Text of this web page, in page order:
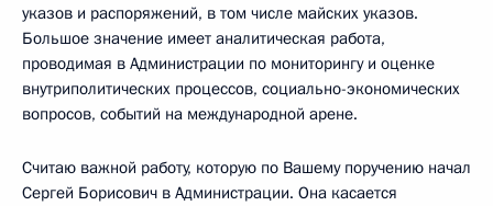
указов и распоряжений, в том числе майских указов.
Большое значение имеет аналитическая работа,
проводимая в Администрации по мониторингу и оценке
внутриполитических процессов, социально-экономических
вопросов, событий на международной арене.
Считаю важной работу, которую по Вашему поручению начал
Сергей Борисович в Администрации. Она касается